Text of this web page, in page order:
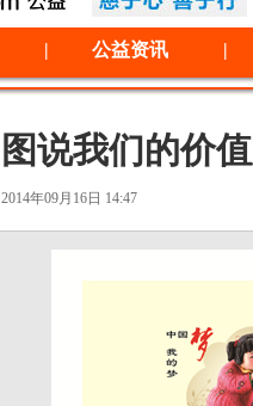
| 公益资讯 |
图说我们的价
2014年09月16日 14:47